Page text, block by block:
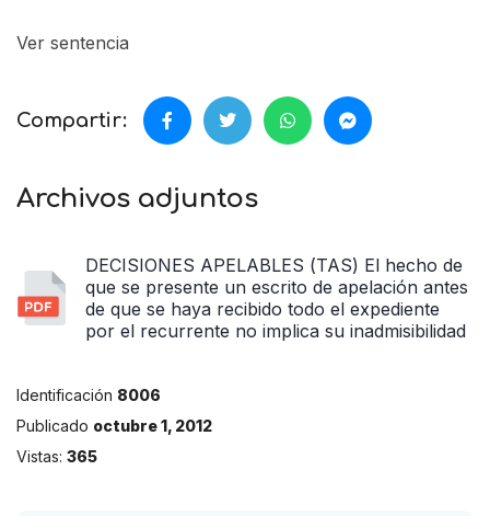
Ver sentencia
Compartir:
Archivos adjuntos
DECISIONES APELABLES (TAS) El hecho de
que se presente un escrito de apelación antes
de que se haya recibido todo el expediente
por el recurrente no implica su inadmisibilidad
Identificación 8006
Publicado octubre 1, 2012
Vistas: 365